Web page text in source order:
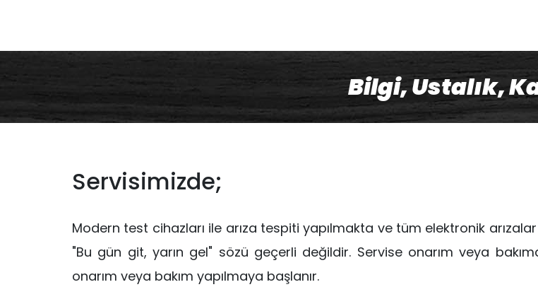
Bilgi, Ustalık,
Servisimizde;
Modern test cihazları ile arıza tespiti yapılmakta ve tüm elektronik
"Bu gün git, yarın gel" sözü geçerli değildir. Servise onarım veya
onarım veya bakım yapılmaya başlanır.